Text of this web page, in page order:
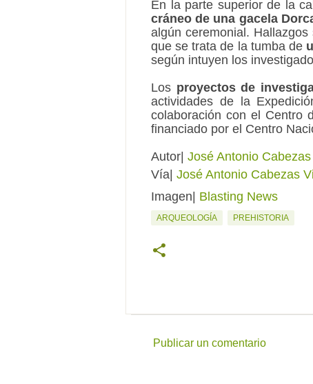
En la parte superior de la
cráneo de una gacela
algún ceremonial.
que se trata de la tumba de
según intuyen los
Los proyectos de
actividades de la
colaboración con el Centro
financiado por el Centro
Autor| José Antonio
Vía| José Antonio Cabezas
Imagen| Blasting News
ARQUEOLOGÍA PREHISTORIA
Publicar un comentario